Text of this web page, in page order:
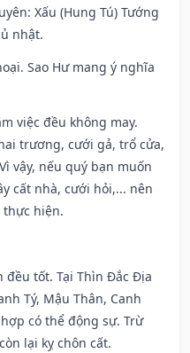
Xấu (Hung Tú) Tướng
nhật.
Sao Hư mang ý nghĩa
việc đều không may.
trương, cưới gả, trổ cửa,
vậy, nếu quý bạn muốn
cất nhà, cưới hỏi,... nên
thực hiện.
đều tốt. Tại Thìn Đắc Địa
Tý, Mậu Thân, Canh
có thể động sự. Trừ
lại kỵ chôn cất.